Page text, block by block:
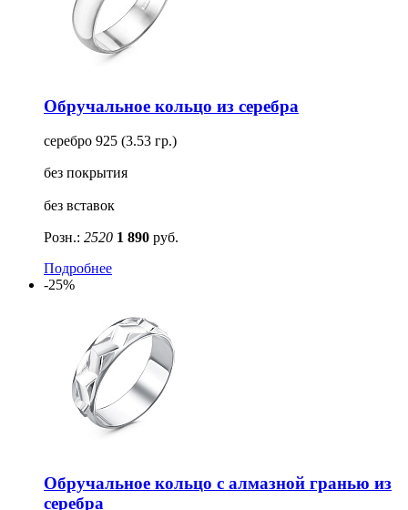
Обручальное кольцо из серебра
серебро 925 (3.53 гр.)
без покрытия
без вставок
Розн.: 2520 1 890 руб.
Подробнее
-25%
Обручальное кольцо с алмазной гранью из
серебра